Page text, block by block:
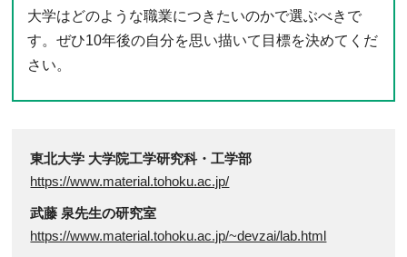
大学はどのような職業につきたいのかで選ぶべきで
す。ぜひ10年後の自分を思い描いて目標を決めてくだ
さい。
東北大学 大学院工学研究科・工学部
https://www.material.tohoku.ac.jp/
武藤 泉先生の研究室
https://www.material.tohoku.ac.jp/~devzai/lab.html